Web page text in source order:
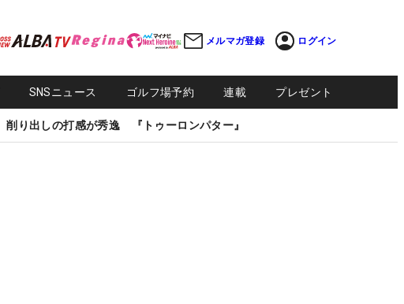
メルマガ登録 ログイン
SNSニュース ゴルフ場予約 連載 プレゼント
削り出しの打感が秀逸 『トゥーロンパター』